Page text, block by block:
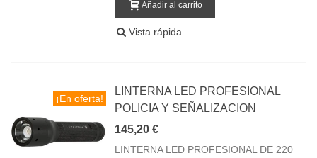
Añadir al carrito
Vista rápida
¡En oferta!
LINTERNA LED PROFESIONAL
POLICIA Y SEÑALIZACION
145,20 €
LINTERNA LED PROFESIONAL DE 220